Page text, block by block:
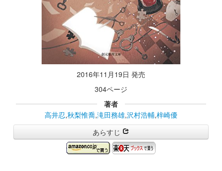
2016年11月19日 発売
304ページ
著者
高井忍,秋梨惟喬,滝田務雄,沢村浩輔,梓崎優
あらすじ